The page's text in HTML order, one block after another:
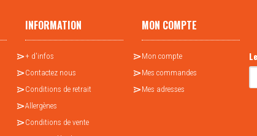
INFORMATION
+ d'infos
Contactez nous
Conditions de retrait
Allergènes
Conditions de vente
MON COMPTE
Mon compte
Mes commandes
Mes adresses